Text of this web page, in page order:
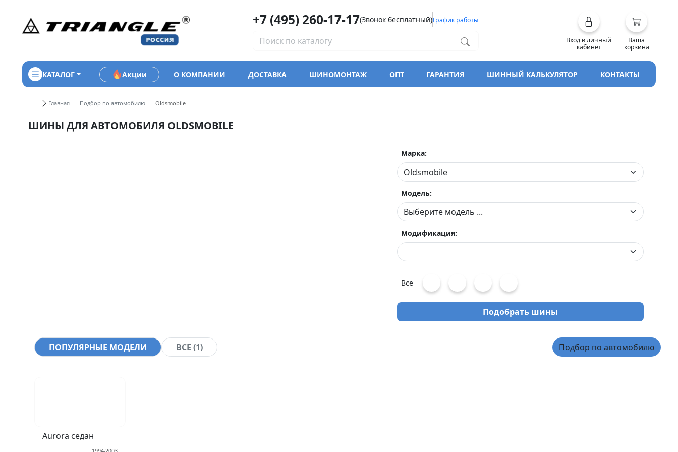
+7 (495) 260-17-17(Звонок бесплатный)График работы
Вход в личный
кабинет
Ваша
корзина
КАТАЛОГ Акции О КОМПАНИИ ДОСТАВКА ШИНОМОНТАЖ ОПТ ГАРАНТИЯ ШИННЫЙ КАЛЬКУЛЯТОР КОНТАКТЫ
Хлебные крошки
Главная Подбор по автомобилю Oldsmobile
ШИНЫ ДЛЯ АВТОМОБИЛЯ OLDSMOBILE
Марка:
Модель:
Модификация:
Все
Подобрать шины
ПОПУЛЯРНЫЕ МОДЕЛИ ВСЕ (1) Подбор по автомобилю
Aurora седан